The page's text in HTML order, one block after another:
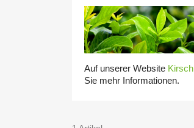
Auf unserer Website
Sie mehr Informationen.